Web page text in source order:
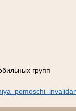
групп